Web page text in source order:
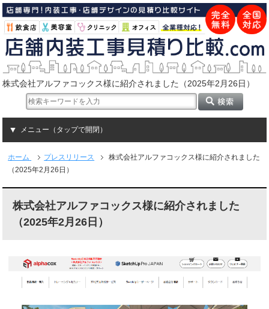
株式会社アルファコックス様に紹介されました（2025年2月26日）
メニュー（タップで開閉）
ホーム プレスリリース
株式会社アルファコックス様に紹介されました
（2025年2月26日）
株式会社アルファコックス様に紹介されました
（2025年2月26日）